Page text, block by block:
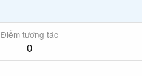
Điểm tương tác
0